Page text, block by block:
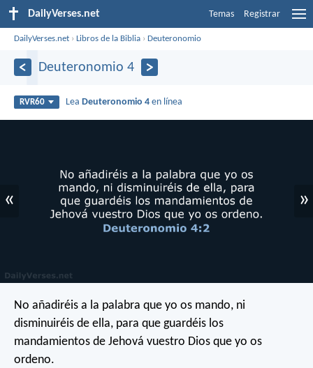
DailyVerses.net Temas Registrar
DailyVerses.net ›Libros de la Biblia ›Deuteronomio
Deuteronomio 4
RVR60 Lea Deuteronomio 4 en línea
« »
No añadiréis a la palabra que yo os mando, ni
disminuiréis de ella, para que guardéis los
mandamientos de Jehová vuestro Dios que yo os
ordeno.